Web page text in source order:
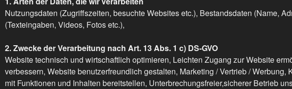
Nutzungsdaten (Zugriffszeiten, besuchte Websites etc.), Bestandsdaten (Name,
(Texteingaben, Videos, Fotos etc.),
2. Zwecke der Verarbeitung nach Art. 13 Abs. 1 c) DS-GVO
Website technisch und wirtschaftlich optimieren, Leichten Zugang zur Website
verbessern, Website benutzerfreundlich gestalten, Marketing / Vertrieb /
mit Funktionen und Inhalten bereitstellen, Unterbrechungsfreier,sicherer Betrieb